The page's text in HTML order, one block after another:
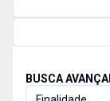
BUSCA